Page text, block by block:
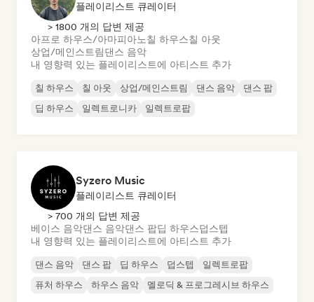
플레이리스트 큐레이터
> 1800 개의 답변 제공
아프로 하우스/아마피아노칠 하우스칠 아웃
상업/메인스트림댄스 음악
내 영향력 있는 플레이리스트에 아티스트 추가
칠 하우스 칠 아웃 상업/메인스트림 댄스 음악
댄스 팝
딥 하우스
일렉트로니카 일렉트로팝
Syzero Music
플레이리스트 큐레이터
> 700 개의 답변 제공
베이스 음악댄스 음악댄스 팝딥 하우스덥스텝
내 영향력 있는 플레이리스트에 아티스트 추가
댄스 음악 댄스 팝 딥 하우스 덥스텝
일렉트로팝
퓨처 하우스
하우스 음악 멜로딕 & 프로그레시브 하우스